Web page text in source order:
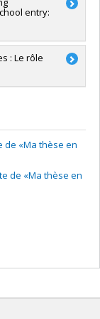
scolaires
entry:
: Le rôle
de «Ma thèse en
de «Ma thèse en